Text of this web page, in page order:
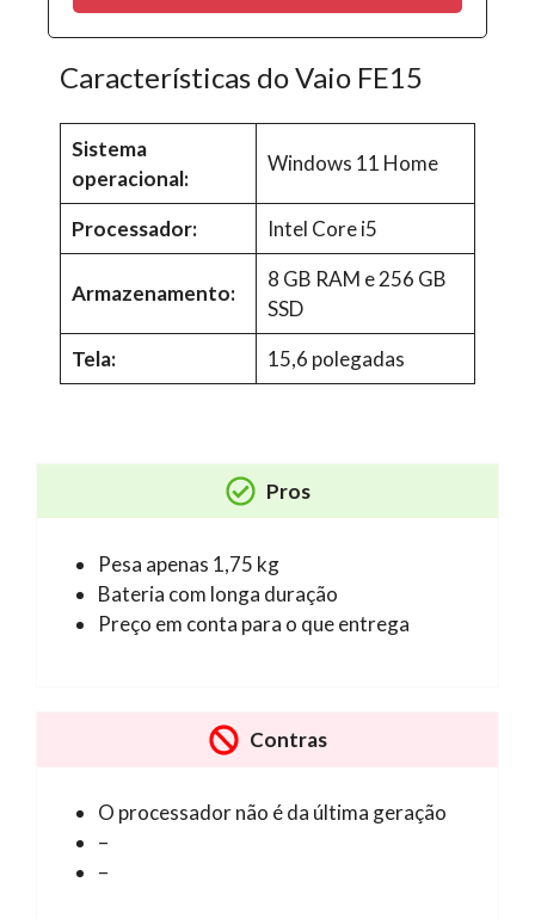
Características do Vaio FE15
Sistema
operacional:
Windows 11 Home
Processador: Intel Core i5
Armazenamento:
8 GB RAM e 256 GB
SSD
Tela:
15,6 polegadas
Pros
Pesa apenas 1,75 kg
Bateria com longa duração
Preço em conta para o que entrega
Contras
O processador não é da última geração
–
–